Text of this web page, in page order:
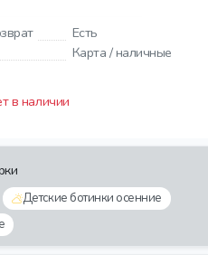
Есть
Карта / наличные
в наличии
Детские ботинки осенние